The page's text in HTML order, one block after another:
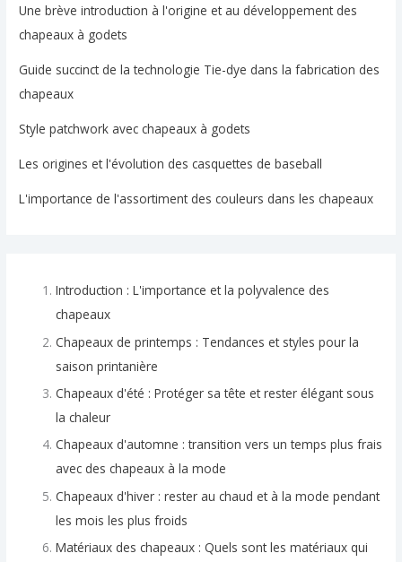
Une brève introduction à l'origine et au développement des
chapeaux à godets
Guide succinct de la technologie Tie-dye dans la fabrication des
chapeaux
Style patchwork avec chapeaux à godets
Les origines et l'évolution des casquettes de baseball
L'importance de l'assortiment des couleurs dans les chapeaux
Introduction : L'importance et la polyvalence des
chapeaux
Chapeaux de printemps : Tendances et styles pour la
saison printanière
Chapeaux d'été : Protéger sa tête et rester élégant sous
la chaleur
Chapeaux d'automne : transition vers un temps plus frais
avec des chapeaux à la mode
Chapeaux d'hiver : rester au chaud et à la mode pendant
les mois les plus froids
Matériaux des chapeaux : Quels sont les matériaux qui